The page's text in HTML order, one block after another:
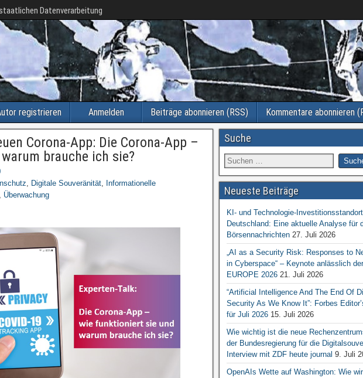
Datenverarbeitung
registrieren Anmelden Beiträge abonnieren (RSS) Kommentare abonnieren
Corona-App: Die Corona-App –
brauche ich sie?
, Digitale Souveränität, Informationelle
, Überwachung
Suche
Neueste Beiträge
KI- und Technologie-Investitionsstandort
Deutschland: Eine aktuelle Analyse für
Börsennachrichten 27. Juli 2026
„AI as a Security Risk: Responses to
in Cyberspace“ – Keynote anlässlich
EUROPE 2026 21. Juli 2026
“Artificial Intelligence And The End Of
Security As We Know It”: Forbes
für Juli 2026 15. Juli 2026
Wie wichtig ist die neue
der Bundesregierung für die
Interview mit ZDF heute journal 9. Juli
OpenAIs Wette auf Washington: Wie